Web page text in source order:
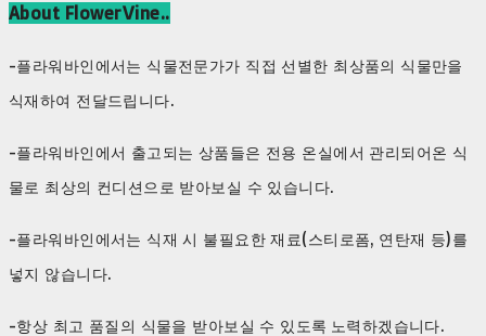
About FlowerVine..
-플라워바인에서는 식물전문가가 직접 선별한 최상품의 식물만을
식재하여 전달드립니다.
-플라워바인에서 출고되는 상품들은 전용 온실에서 관리되어온 식
물로 최상의 컨디션으로 받아보실 수 있습니다.
-플라워바인에서는 식재 시 불필요한 재료(스티로폼, 연탄재 등)를
넣지 않습니다.
-항상 최고 품질의 식물을 받아보실 수 있도록 노력하겠습니다.